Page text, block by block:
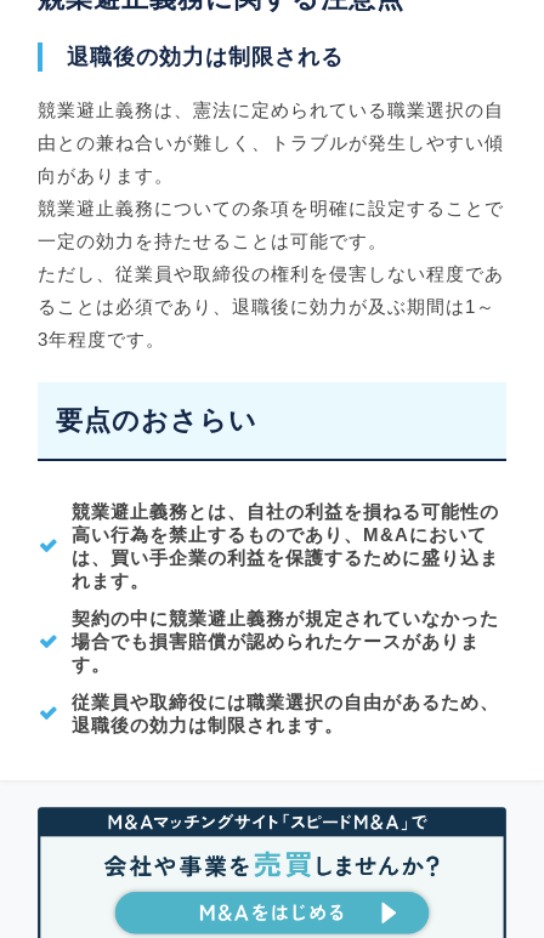
退職後の効力は制限される
競業避止義務は、憲法に定められている職業選択の自
由との兼ね合いが難しく、トラブルが発生しやすい傾
向があります。
競業避止義務についての条項を明確に設定することで
一定の効力を持たせることは可能です。
ただし、従業員や取締役の権利を侵害しない程度であ
ることは必須であり、退職後に効力が及ぶ期間は1～
3年程度です。
要点のおさらい
競業避止義務とは、自社の利益を損ねる可能性の
高い行為を禁止するものであり、M&Aにおいて
は、買い手企業の利益を保護するために盛り込ま
れます。
契約の中に競業避止義務が規定されていなかった
場合でも損害賠償が認められたケースがありま
す。
従業員や取締役には職業選択の自由があるため、
退職後の効力は制限されます。